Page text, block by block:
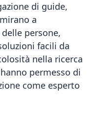
di guide,
a
persone,
facili da
nella ricerca
permesso di
come esperto